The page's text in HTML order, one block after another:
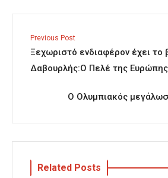
Previous Post
Ξεχωριστό ενδιαφέρον έχει το
Δαβουρλής:Ο Πελέ της
Ο Ολυμπιακός
Related Posts